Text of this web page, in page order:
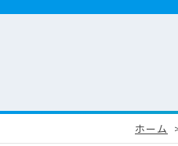
ホーム